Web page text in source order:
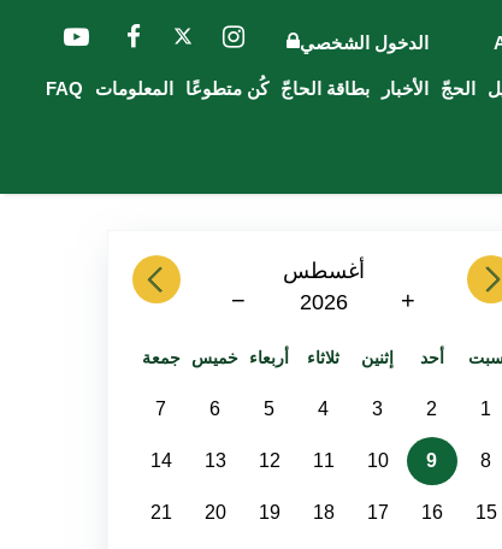
الدخول الشخصي
الحجّ الأخبار بطاقة الحاجّ كُن متطوعًا المعلومات FAQ
أغسطس
2026
− +
next
أحد إثنين ثلاثاء أربعاء خميس جمعة
1
2
3
4
5
6
7
8
9
10
11
12
13
14
15
16
17
18
19
20
21